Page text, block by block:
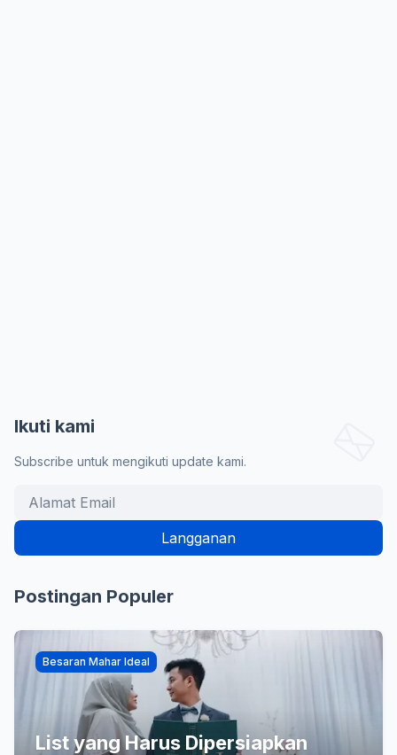
Ikuti kami
Subscribe untuk mengikuti update kami.
Postingan Populer
Besaran Mahar Ideal
List yang Harus Dipersiapkan